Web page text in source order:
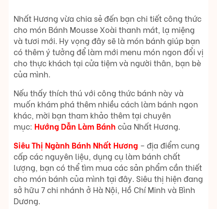
Nhất Hương vừa chia sẻ đến bạn chi tiết công thức
cho món Bánh Mousse Xoài thanh mát, lạ miệng
và tươi mới. Hy vọng đây sẽ là món bánh giúp bạn
có thêm ý tưởng để làm mới menu món ngon đổi vị
cho thực khách tại cửa tiệm và người thân, bạn bè
của mình.
Nếu thấy thích thú với công thức bánh này và
muốn khám phá thêm nhiều cách làm bánh ngon
khác, mời bạn tham khảo thêm tại chuyên
mục: Hướng Dẫn Làm Bánh của Nhất Hương.
Siêu Thị Ngành Bánh Nhất Hương – địa điểm cung
cấp các nguyên liệu, dụng cụ làm bánh chất
lượng, bạn có thể tìm mua các sản phẩm cần thiết
cho món bánh của mình tại đây. Siêu thị hiện đang
sở hữu 7 chi nhánh ở Hà Nội, Hồ Chí Minh và Bình
Dương.